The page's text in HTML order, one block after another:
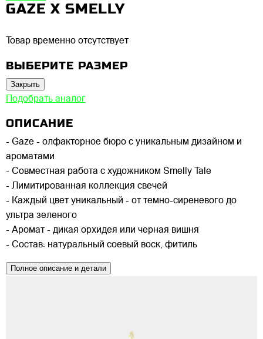
GAZE X SMELLY
Товар временно отсутствует
ВЫБЕРИТЕ РАЗМЕР
Закрыть
Подобрать аналог
ОПИСАНИЕ
- Gaze - олфакторное бюро с уникальным дизайном и
ароматами
- Совместная работа с художником Smelly Tale
- Лимитированная коллекция свечей
- Каждый цвет уникальный - от темно-сиреневого до
ультра зеленого
- Аромат - дикая орхидея или черная вишня
- Состав: натуральный соевый воск, фитиль
Полное описание и детали